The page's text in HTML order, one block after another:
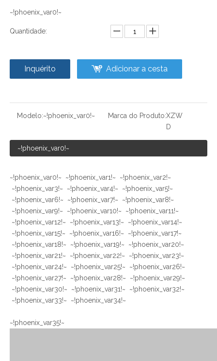
~!phoenix_var0!~
Quantidade:
Inquérito Adicionar a cesta
Modelo:~!phoenix_var0!~ Marca do Produto:XZW
D
~!phoenix_var0!~
~!phoenix_var0!~ ~!phoenix_var1!~ ~!phoenix_var2!~
~!phoenix_var3!~ ~!phoenix_var4!~ ~!phoenix_var5!~
~!phoenix_var6!~ ~!phoenix_var7!~ ~!phoenix_var8!~
~!phoenix_var9!~ ~!phoenix_var10!~ ~!phoenix_var11!~
~!phoenix_var12!~ ~!phoenix_var13!~ ~!phoenix_var14!~
~!phoenix_var15!~ ~!phoenix_var16!~ ~!phoenix_var17!~
~!phoenix_var18!~ ~!phoenix_var19!~ ~!phoenix_var20!~
~!phoenix_var21!~ ~!phoenix_var22!~ ~!phoenix_var23!~
~!phoenix_var24!~ ~!phoenix_var25!~ ~!phoenix_var26!~
~!phoenix_var27!~ ~!phoenix_var28!~ ~!phoenix_var29!~
~!phoenix_var30!~ ~!phoenix_var31!~ ~!phoenix_var32!~
~!phoenix_var33!~ ~!phoenix_var34!~
~!phoenix_var35!~